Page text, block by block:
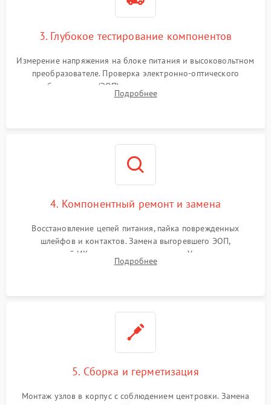
3. Глубокое тестирование компонентов
Измерение напряжения на блоке питания и высоковольтном
преобразователе. Проверка электронно-оптического
преобразователя (ЭОП) на стенде на предмет эмиссии,
шумов и засветок. Диагностика микросхем цифровых
Подробнее
4. Компонентный ремонт и замена
Восстановление цепей питания, пайка поврежденных
шлейфов и контактов. Замена выгоревшего ЭОП,
неисправной ИК-подсветки или матрицы. Ультразвуковая
очистка плат и удаление загрязнений с линз объектива и
Подробнее
5. Сборка и герметизация
Монтаж узлов в корпус с соблюдением центровки. Замена